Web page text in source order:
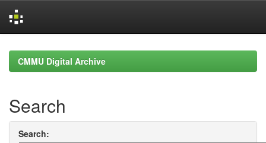
navigationCMMU Digital Archive
Search
Search: